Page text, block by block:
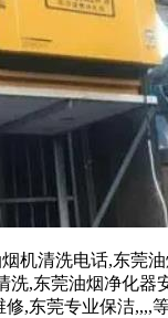
机清洗电话,东莞
洗,东莞油烟净化器
修,东莞专业保洁,,,,